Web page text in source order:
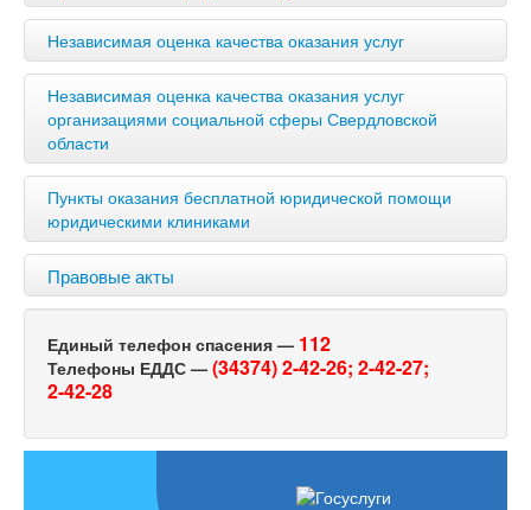
Независимая оценка качества оказания услуг
Независимая оценка качества оказания услуг
организациями социальной сферы Свердловской
области
Пункты оказания бесплатной юридической помощи
юридическими клиниками
Правовые акты
Единый телефон спасения — 112
Телефоны ЕДДС — (34374) 2-42-26; 2-42-27;
2-42-28